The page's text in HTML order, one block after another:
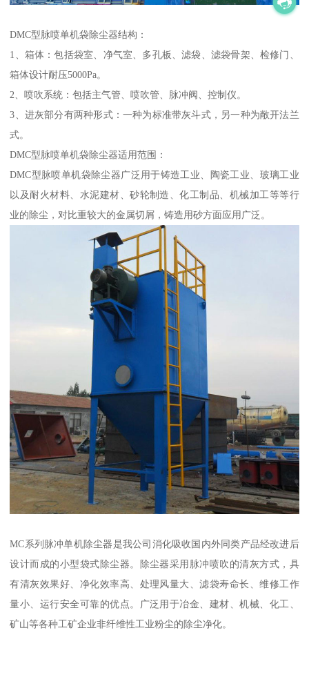
DMC型脉喷单机袋除尘器结构：
1、箱体：包括袋室、净气室、多孔板、滤袋、滤袋骨架、检修门、
箱体设计耐压5000Pa。
2、喷吹系统：包括主气管、喷吹管、脉冲阀、控制仪。
3、进灰部分有两种形式：一种为标准带灰斗式，另一种为敞开法兰
式。
DMC型脉喷单机袋除尘器适用范围：
DMC型脉喷单机袋除尘器广泛用于铸造工业、陶瓷工业、玻璃工业
以及耐火材料、水泥建材、砂轮制造、化工制品、机械加工等等行
业的除尘，对比重较大的金属切屑，铸造用砂方面应用广泛。
MC系列脉冲单机除尘器是我公司消化吸收国内外同类产品经改进后
设计而成的小型袋式除尘器。除尘器采用脉冲喷吹的清灰方式，具
有清灰效果好、净化效率高、处理风量大、滤袋寿命长、维修工作
量小、运行安全可靠的优点。广泛用于冶金、建材、机械、化工、
矿山等各种工矿企业非纤维性工业粉尘的除尘净化。